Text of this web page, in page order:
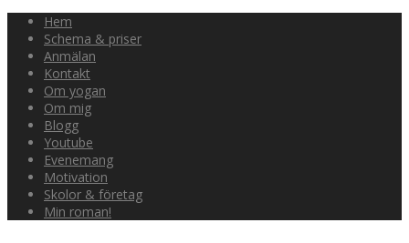
Hem
Schema & priser
Anmälan
Kontakt
Om yogan
Om mig
Blogg
Youtube
Evenemang
Motivation
Skolor & företag
Min roman!